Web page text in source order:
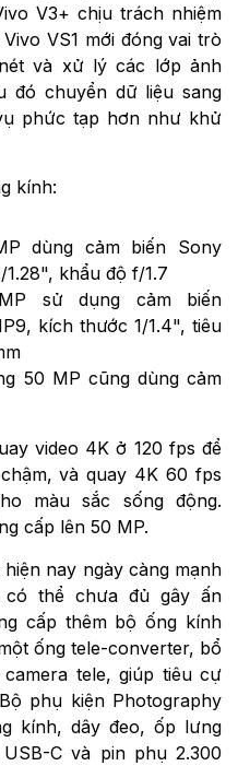
V3+ chịu trách nhiệm
VS1 mới đóng vai trò
và xử lý các lớp ảnh
đó chuyển dữ liệu sang
phức tạp hơn như khử
kính:
dùng cảm biến Sony
khẩu độ f/1.7
sử dụng cảm biến
kích thước 1/1.4", tiêu
50 MP cũng dùng cảm
video 4K ở 120 fps để
và quay 4K 60 fps
màu sắc sống động.
cấp lên 50 MP.
nay ngày càng mạnh
thể chưa đủ gây ấn
cấp thêm bộ ống kính
ống tele-converter, bổ
tele, giúp tiêu cự
phụ kiện Photography
kính, dây đeo, ốp lưng
C và pin phụ 2.300